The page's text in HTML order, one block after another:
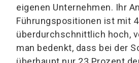
eigenen Unternehmen. Ihr
Führungspositionen ist mit
überdurchschnittlich hoch,
man bedenkt, dass bei der